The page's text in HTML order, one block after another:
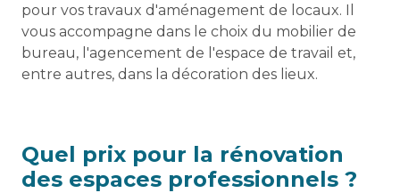
pour vos travaux d'aménagement de locaux. Il
vous accompagne dans le choix du mobilier de
bureau, l'agencement de l'espace de travail et,
entre autres, dans la décoration des lieux.
Quel prix pour la rénovation
des espaces professionnels ?